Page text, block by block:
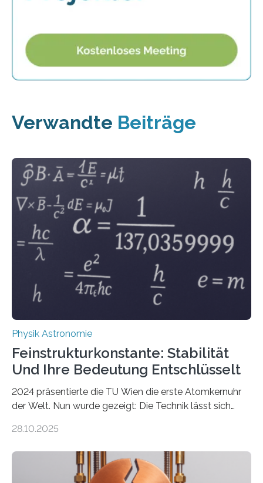
Verwandte Beiträge
Physik Astronomie
Feinstrukturkonstante: Stabilität
Und Ihre Bedeutung Entschlüsselt
2024 präsentierte die TU Wien die erste Atomkernuhr
der Welt. Nun wurde gezeigt: Die Technik lässt sich
fundamentalen Physik nachzugehen. Thorium-
Messungen verwenden. Das hatte man jahrzehntelang
vermutet, weltweit war nach den passenden
28.10.2025